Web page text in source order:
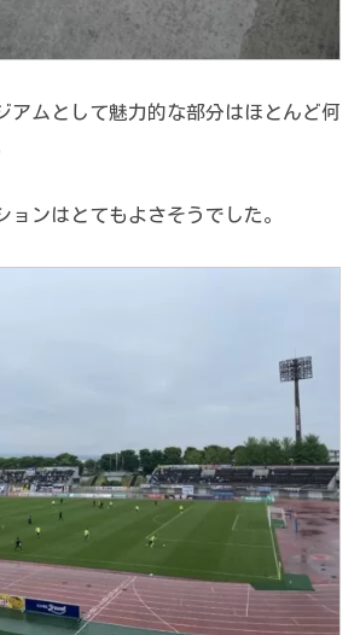
アムとして魅力的な部分はほとんど何
ョンはとてもよさそうでした。